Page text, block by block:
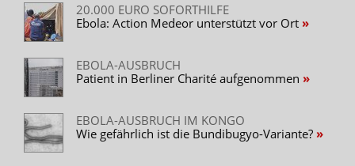
20.000 EURO SOFORTHILFE
Ebola: Action Medeor unterstützt vor Ort
EBOLA-AUSBRUCH
Patient in Berliner Charité aufgenommen
EBOLA-AUSBRUCH IM KONGO
Wie gefährlich ist die Bundibugyo-Variante?